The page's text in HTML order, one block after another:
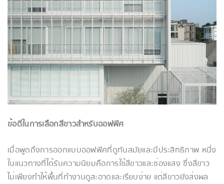
ข้อดีในการเลือกสีขาวสำหรับออฟฟิศ
เมื่อพูดถึงการออกแบบออฟฟิศที่ดูทันสมัยและมีประสิทธิภาพ หนึ่ง
ในแนวทางที่ได้รับความนิยมคือการใช้สีขาวและช่องแสง ซึ่งสีขาว
ไม่เพียงทำให้พื้นที่ทำงานดูสะอาดและเรียบง่าย แต่สีขาวยังส่งผล